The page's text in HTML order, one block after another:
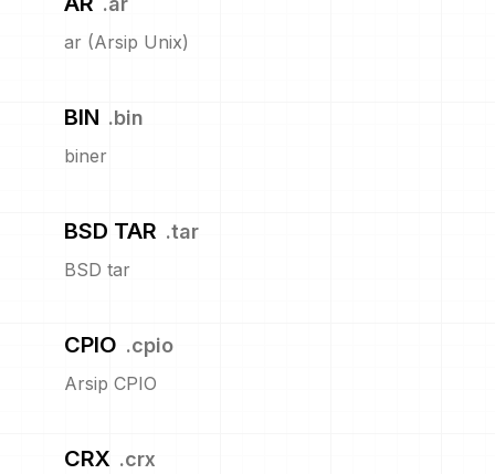
ar (Arsip Unix)
BIN .bin
biner
BSD TAR .tar
BSD tar
CPIO .cpio
Arsip CPIO
CRX .crx